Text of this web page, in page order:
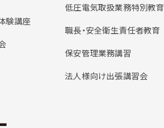
験講座
低圧電気取扱業務特別教育
職長・安全衛生責任者教育
保安管理業務講習
法人様向け出張講習会